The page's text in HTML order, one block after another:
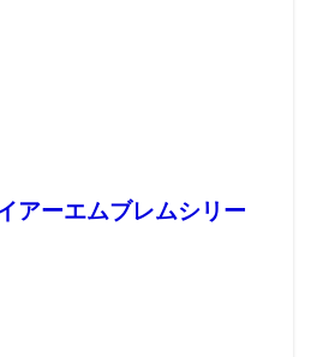
アーエムブレムシリー